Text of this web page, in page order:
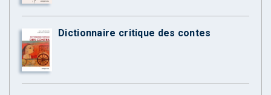
Dictionnaire critique des contes